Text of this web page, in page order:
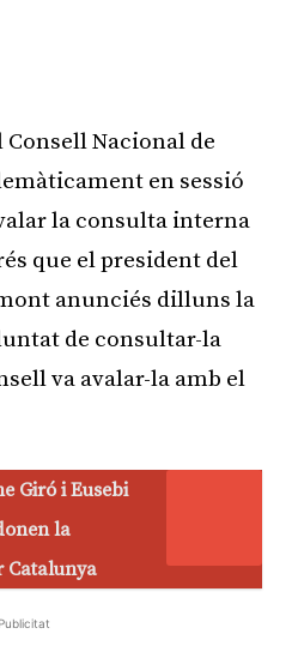
Nacional de
en sessió
la consulta interna
que el president del
anunciés dilluns la
de consultar-la
va avalar-la amb el
Giró i Eusebi
la
Catalunya
Publicitat